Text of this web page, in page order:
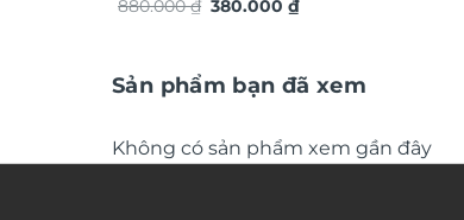
880.000₫ Giá
380.000₫Giá
380.000 ₫.
Sản phẩm bạn đã xem
Không có sản phẩm xem gần đây